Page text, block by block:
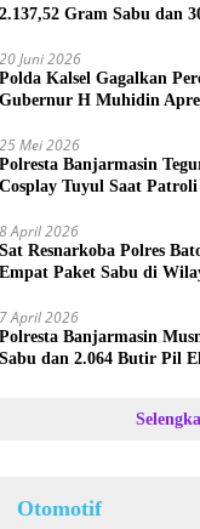
2.137,52 Gram Sabu dan
20 Juni 2026
Polda Kalsel Gagalkan
Gubernur H Muhidin
25 Mei 2026
Polresta Banjarmasin
Cosplay Tuyul Saat
8 April 2026
Sat Resnarkoba Polres
Empat Paket Sabu di
7 April 2026
Polresta Banjarmasin
Sabu dan 2.064 Butir Pil
Otomotif